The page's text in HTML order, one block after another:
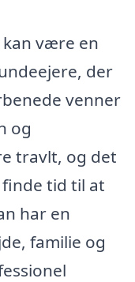
kan være en
der
venner
og
travlt, og det
tid til at
har en
familie og